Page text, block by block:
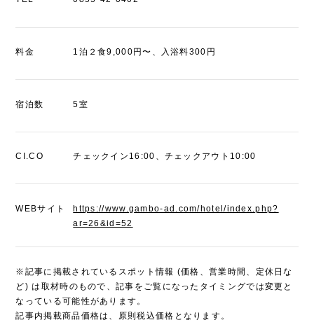
料金 1泊２食9,000円〜、入浴料300円
宿泊数 5室
CI.CO チェックイン16:00、チェックアウト10:00
WEBサイト
https://www.gambo-ad.com/hotel/index.php?
ar=26&id=52
※記事に掲載されているスポット情報 (価格、営業時間、定休日な
ど) は取材時のもので、記事をご覧になったタイミングでは変更と
なっている可能性があります。
記事内掲載商品価格は、原則税込価格となります。